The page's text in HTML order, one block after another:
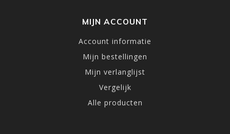
MIJN ACCOUNT
Account informatie
Mijn bestellingen
Mijn verlanglijst
Vergelijk
Alle producten